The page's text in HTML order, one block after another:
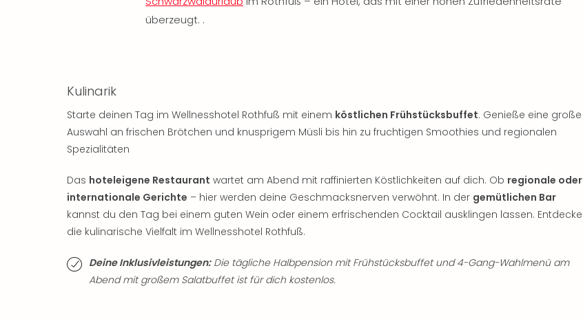
überzeugt. .
Kulinarik
Starte deinen Tag im Wellnesshotel Rothfuß mit einem köstlichen Frühstücksbuffet. Genieße eine große
Auswahl an frischen Brötchen und knusprigem Müsli bis hin zu fruchtigen Smoothies und regionalen
Spezialitäten
Das hoteleigene Restaurant wartet am Abend mit raffinierten Köstlichkeiten auf dich. Ob regionale oder
internationale Gerichte – hier werden deine Geschmacksnerven verwöhnt. In der gemütlichen Bar
kannst du den Tag bei einem guten Wein oder einem erfrischenden Cocktail ausklingen lassen. Entdecke
die kulinarische Vielfalt im Wellnesshotel Rothfuß.
Deine Inklusivleistungen:Die tägliche Halbpension mit Frühstücksbuffet und 4-Gang-Wahlmenü am
Abend mit großem Salatbuffet ist für dich kostenlos.